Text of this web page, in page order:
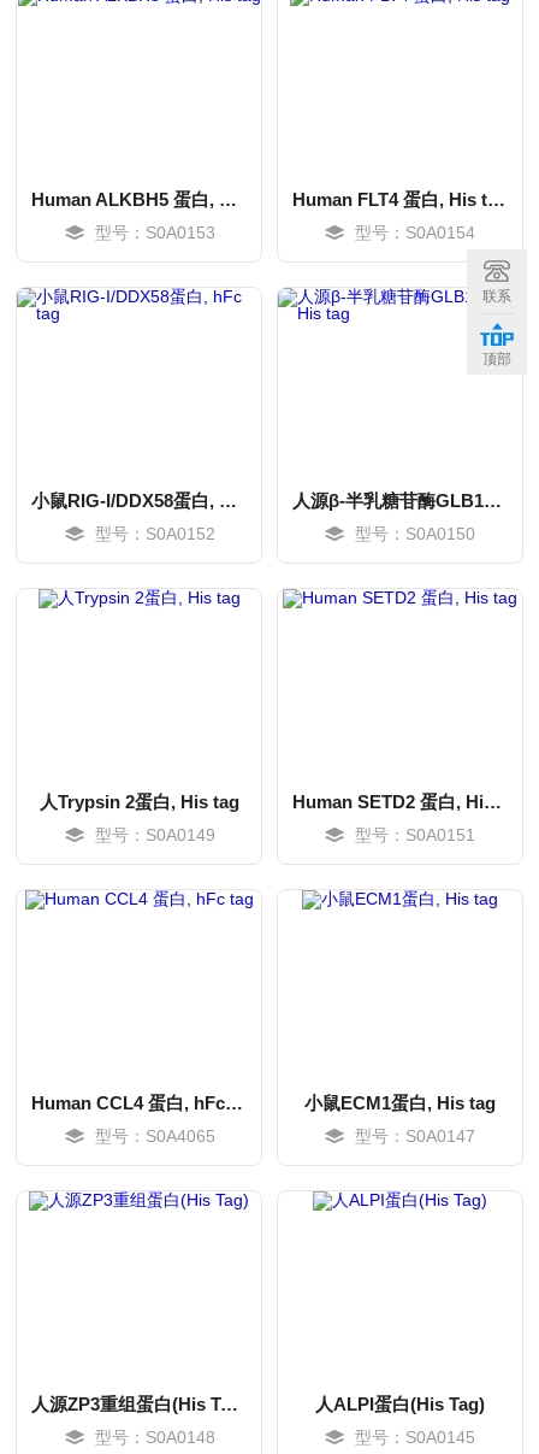
Human ALKBH5 蛋白, His tag
型号：S0A0153
Human FLT4 蛋白, His tag
型号：S0A0154
小鼠RIG-I/DDX58蛋白, hFc tag
型号：S0A0152
人源β-半乳糖苷酶GLB1蛋白, His tag
型号：S0A0150
人Trypsin 2蛋白, His tag
型号：S0A0149
Human SETD2 蛋白, His tag
型号：S0A0151
Human CCL4 蛋白, hFc tag
型号：S0A4065
小鼠ECM1蛋白, His tag
型号：S0A0147
人源ZP3重组蛋白(His Tag)
型号：S0A0148
人ALPI蛋白(His Tag)
型号：S0A0145
联系
顶部